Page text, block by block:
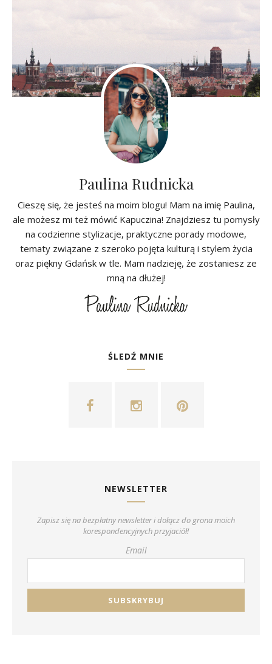
Paulina Rudnicka
Cieszę się, że jesteś na moim blogu! Mam na imię Paulina,
ale możesz mi też mówić Kapuczina! Znajdziesz tu pomysły
na codzienne stylizacje, praktyczne porady modowe,
tematy związane z szeroko pojęta kulturą i stylem życia
oraz piękny Gdańsk w tle. Mam nadzieję, że zostaniesz ze
mną na dłużej!
ŚLEDŹ MNIE
NEWSLETTER
Zapisz się na bezpłatny newsletter i dołącz do grona moich
korespondencyjnych przyjaciół!
Email